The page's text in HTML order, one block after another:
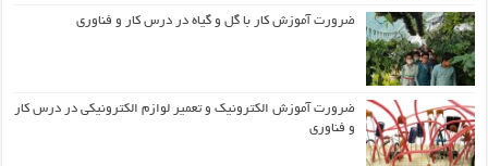
ضرورت آموزش کار با گل و گیاه در درس کار و فناوری
ضرورت آموزش الکترونیک و تعمیر لوازم الکترونیکی در درس کار
و فناوری